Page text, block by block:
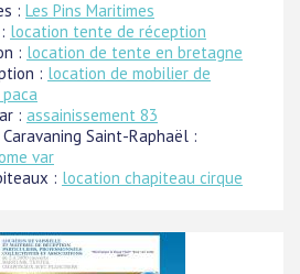
: Les Pins Maritimes
location tente de réception
: location de tente en bretagne
: location de mobilier de
: assainissement 83
Saint-Raphaël :
var
: location chapiteau cirque